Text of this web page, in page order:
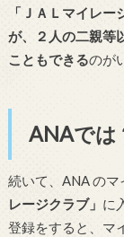
「ＪＡＬマイレ
が、２人の二親等
こともできるのが
ANAでは
続いて、ANA の
レージクラブ」 に
登録をすると、マ